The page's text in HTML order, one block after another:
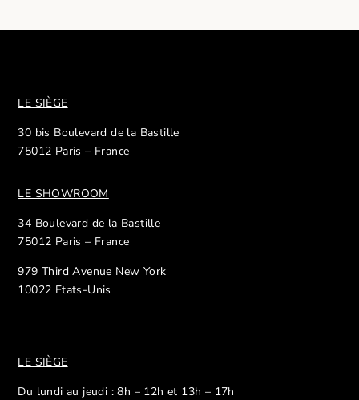
LE SIÈGE
30 bis Boulevard de la Bastille
75012 Paris – France
LE SHOWROOM
34 Boulevard de la Bastille
75012 Paris – France
979 Third Avenue New York
10022 Etats-Unis
LE SIÈGE
Du lundi au jeudi : 8h – 12h et 13h – 17h